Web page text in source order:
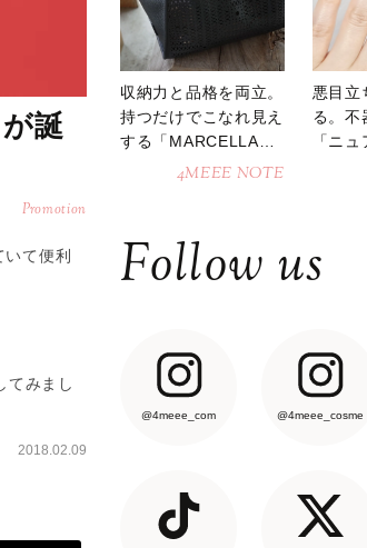
誕
Promotion
て便利
てみまし
2018.02.09
収納力と品格を両立。
持つだけでこなれ見え
する「MARCELLAト
ートバッグ」4MEEE NOTE
悪目立
る。不
「ニ
Follow us
@4meee_com @4meee_cosme